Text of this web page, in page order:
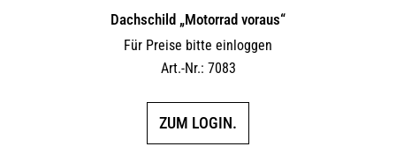
Dachschild „Motorrad voraus“
Für Preise bitte einloggen
Art.-Nr.: 7083
ZUM LOGIN.